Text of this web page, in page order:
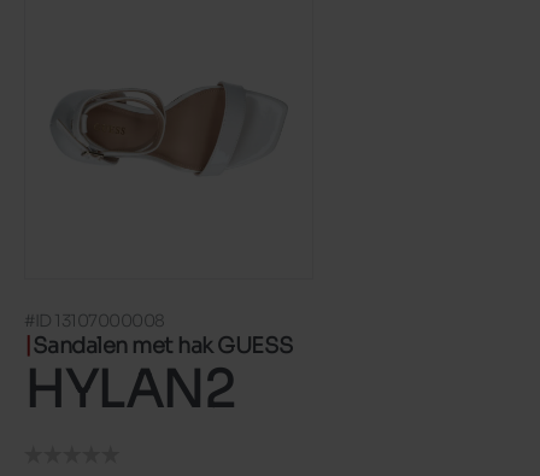
#ID 13107000008
Sandalen met hak GUESS
HYLAN2